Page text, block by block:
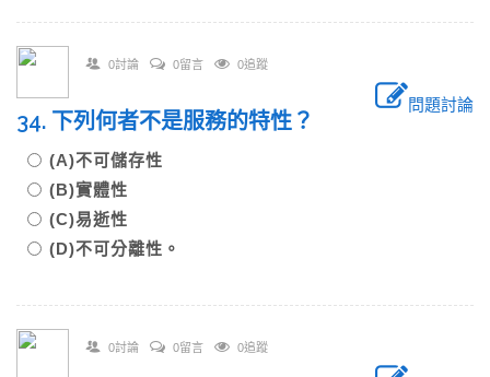
0討論 0留言 0追蹤
問題討論
34. 下列何者不是服務的特性？
(A)不可儲存性
(B)實體性
(C)易逝性
(D)不可分離性。
0討論 0留言 0追蹤